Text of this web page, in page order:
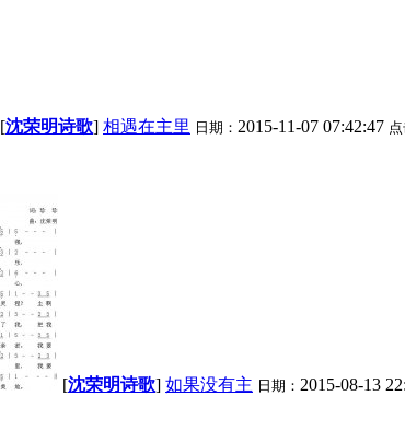
[沈荣明诗歌] 相遇在主里 日期： 2015-11-07 07:42:47 点
[沈荣明诗歌] 如果没有主 日期： 2015-08-13